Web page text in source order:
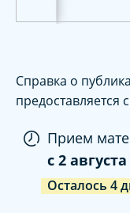
Справка о
предоставляется
Прием
c 2 августа
Осталось 4